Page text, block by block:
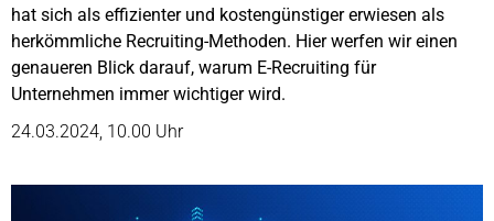
hat sich als effizienter und kostengünstiger erwiesen als
herkömmliche Recruiting-Methoden. Hier werfen wir einen
genaueren Blick darauf, warum E-Recruiting für
Unternehmen immer wichtiger wird.
24.03.2024, 10.00 Uhr